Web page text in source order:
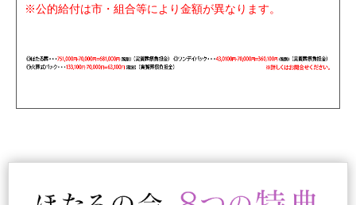
※公的給付は市・組合等により金額が異なります。